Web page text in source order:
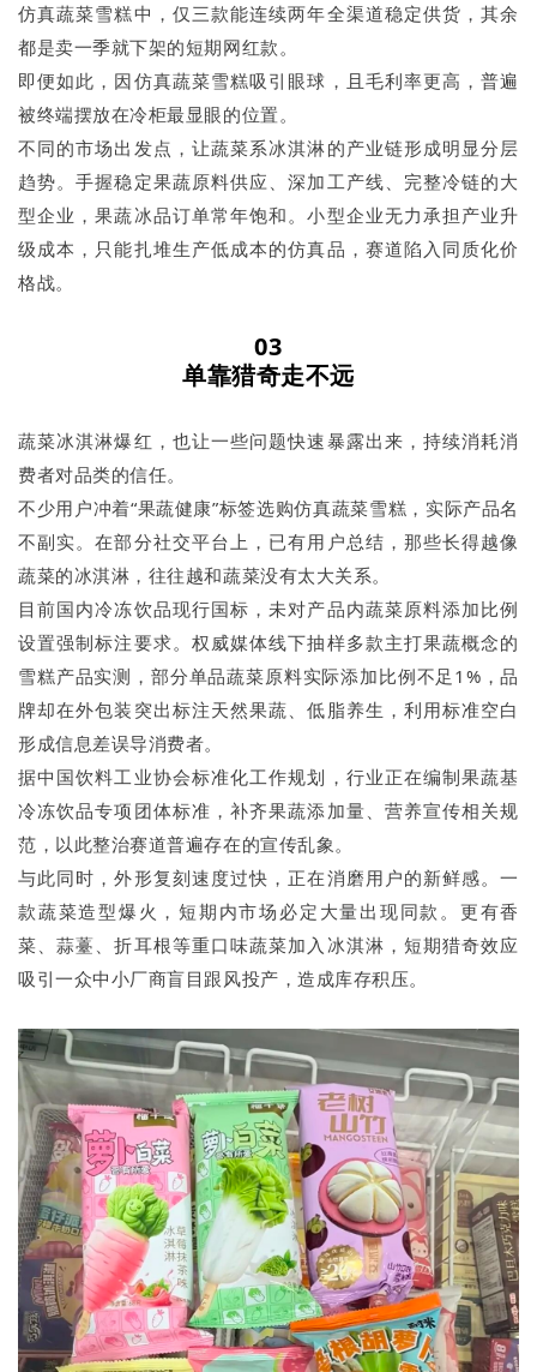
仿真蔬菜雪糕中，仅三款能连续两年全渠道稳定供货，其余
都是卖一季就下架的短期网红款。
即便如此，因仿真蔬菜雪糕吸引眼球，且毛利率更高，普遍
被终端摆放在冷柜最显眼的位置。
不同的市场出发点，让蔬菜系冰淇淋的产业链形成明显分层
趋势。手握稳定果蔬原料供应、深加工产线、完整冷链的大
型企业，果蔬冰品订单常年饱和。小型企业无力承担产业升
级成本，只能扎堆生产低成本的仿真品，赛道陷入同质化价
格战。
03
单靠猎奇走不远
蔬菜冰淇淋爆红，也让一些问题快速暴露出来，持续消耗消
费者对品类的信任。
不少用户冲着“果蔬健康”标签选购仿真蔬菜雪糕，实际产品名
不副实。在部分社交平台上，已有用户总结，那些长得越像
蔬菜的冰淇淋，往往越和蔬菜没有太大关系。
目前国内冷冻饮品现行国标，未对产品内蔬菜原料添加比例
设置强制标注要求。权威媒体线下抽样多款主打果蔬概念的
雪糕产品实测，部分单品蔬菜原料实际添加比例不足1%，品
牌却在外包装突出标注天然果蔬、低脂养生，利用标准空白
形成信息差误导消费者。
据中国饮料工业协会标准化工作规划，行业正在编制果蔬基
冷冻饮品专项团体标准，补齐果蔬添加量、营养宣传相关规
范，以此整治赛道普遍存在的宣传乱象。
与此同时，外形复刻速度过快，正在消磨用户的新鲜感。一
款蔬菜造型爆火，短期内市场必定大量出现同款。更有香
菜、蒜薹、折耳根等重口味蔬菜加入冰淇淋，短期猎奇效应
吸引一众中小厂商盲目跟风投产，造成库存积压。